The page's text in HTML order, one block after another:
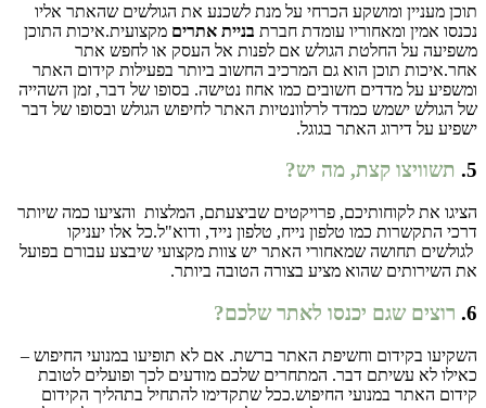
תוכן מעניין ומושקע הכרחי על מנת לשכנע את הגולשים שהאתר אליו
נכנסו אמין ומאחוריו עומדת חברת בניית אתרים מקצועית.איכות התוכן
משפיעה על החלטת הגולש אם לפנות אל העסק או לחפש אתר
אחר.איכות תוכן הוא גם המרכיב החשוב ביותר בפעילות קידום האתר
ומשפיע על מדדים חשובים כמו אחוז נטישה. בסופו של דבר, זמן השהייה
של הגולש ישמש כמדד לרלוונטיות האתר לחיפוש הגולש ובסופו של דבר
ישפיע על דירוג האתר בגוגל.
5. תשוויצו קצת, מה יש?
הציגו את לקוחותיכם, פרויקטים שביצעתם, המלצות והציעו כמה שיותר
דרכי התקשרות כמו טלפון נייח, טלפון נייד, ודוא"ל.כל אלו יעניקו
לגולשים תחושה שמאחורי האתר יש צוות מקצועי שיבצע עבורם בפועל
את השירותים שהוא מציע בצורה הטובה ביותר.
6. רוצים שגם יכנסו לאתר שלכם?
השקיעו בקידום וחשיפת האתר ברשת. אם לא תופיעו במנועי החיפוש –
כאילו לא עשיתם דבר. המתחרים שלכם מודעים לכך ופועלים לטובת
קידום האתר במנועי החיפוש.ככל שתקדימו להתחיל בתהליך הקידום